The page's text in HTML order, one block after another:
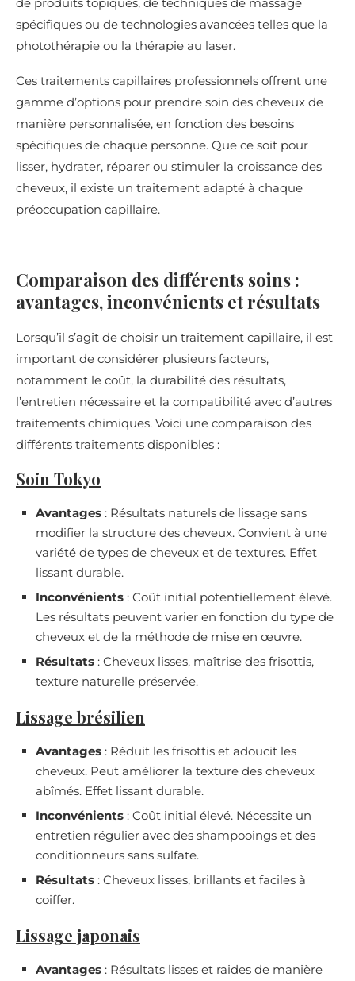
de produits topiques, de techniques de massage
spécifiques ou de technologies avancées telles que la
photothérapie ou la thérapie au laser.
Ces traitements capillaires professionnels offrent une
gamme d’options pour prendre soin des cheveux de
manière personnalisée, en fonction des besoins
spécifiques de chaque personne. Que ce soit pour
lisser, hydrater, réparer ou stimuler la croissance des
cheveux, il existe un traitement adapté à chaque
préoccupation capillaire.
Comparaison des différents soins :
avantages, inconvénients et résultats
Lorsqu’il s’agit de choisir un traitement capillaire, il est
important de considérer plusieurs facteurs,
notamment le coût, la durabilité des résultats,
l’entretien nécessaire et la compatibilité avec d’autres
traitements chimiques. Voici une comparaison des
différents traitements disponibles :
Soin Tokyo
Avantages : Résultats naturels de lissage sans
modifier la structure des cheveux. Convient à une
variété de types de cheveux et de textures. Effet
lissant durable.
Inconvénients : Coût initial potentiellement élevé.
Les résultats peuvent varier en fonction du type de
cheveux et de la méthode de mise en œuvre.
Résultats : Cheveux lisses, maîtrise des frisottis,
texture naturelle préservée.
Lissage brésilien
Avantages : Réduit les frisottis et adoucit les
cheveux. Peut améliorer la texture des cheveux
abîmés. Effet lissant durable.
Inconvénients : Coût initial élevé. Nécessite un
entretien régulier avec des shampooings et des
conditionneurs sans sulfate.
Résultats : Cheveux lisses, brillants et faciles à
coiffer.
Lissage japonais
Avantages : Résultats lisses et raides de manière